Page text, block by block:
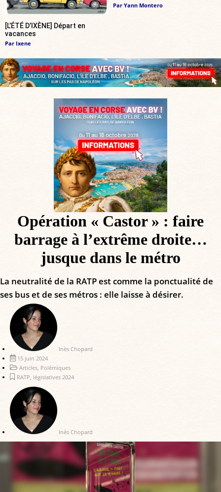
[L’ÉTÉ D’IXÈNE] Départ en
vacances
Par Ixene
Par Yann Montero
Opération « Castor » : faire
barrage à l’extrême droite…
jusque dans le métro
La neutralité de la RATP est comme la ponctualité de
ses bus et de ses métros : elle laisse à désirer.
Inès Chopard
15 juin 2024
Articles, Polémiques
RATP, législatives 2024
Inès Chopard